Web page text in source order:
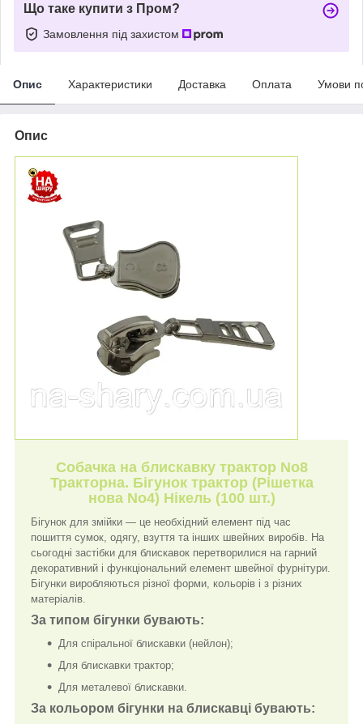
Що таке купити з Пром?
Замовлення під захистом
Опис Характеристики Доставка Оплата Умови
Опис
Собачка на блискавку трактор No8
Тракторна. Бігунок трактор (Рішетка
нова No4) Нікель (100 шт.)
Бігунок для змійки — це необхідний елемент під час
пошиття сумок, одягу, взуття та інших швейних виробів. На
сьогодні застібки для блискавок перетворилися на гарний
декоративний і функціональний елемент швейної фурнітури.
Бігунки виробляються різної форми, кольорів і з різних
матеріалів.
За типом бігунки бувають:
Для спіральної блискавки (нейлон);
Для блискавки трактор;
Для металевої блискавки.
За кольором бігунки на блискавці бувають: